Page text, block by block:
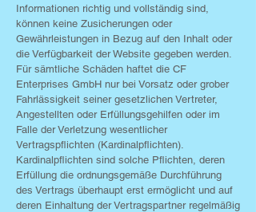
Informationen richtig und vollständig sind,
können keine Zusicherungen oder
Gewährleistungen in Bezug auf den Inhalt oder
die Verfügbarkeit der Website gegeben werden.
Für sämtliche Schäden haftet die CF
Enterprises GmbH nur bei Vorsatz oder grober
Fahrlässigkeit seiner gesetzlichen Vertreter,
Angestellten oder Erfüllungs­gehilfen oder im
Falle der Verletzung wesentlicher
Vertragspflichten (Kardinalpflichten).
Kardinalpflichten sind solche Pflichten, deren
Erfüllung die ordnungsgemäße Durchführung
des Vertrags überhaupt erst ermöglicht und auf
deren Einhaltung der Vertragspartner regelmäßig